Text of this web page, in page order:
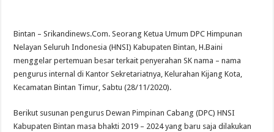
Resah Warga Kelurahan Cemara Lubuk Pakam , Tanggapan Lurah Cemara,
Gubernur Sumut Bobby Nasution Sidak Program Berobat Gratis di RSUD dr. M
Narkoba Merajalela di Kelurahan Cemara Lubuk Pakam Deli Serdang , Warga
Bintan – Srikandinews.Com. Seorang Ketua Umum DPC Himpunan
Nelayan Seluruh Indonesia (HNSI) Kabupaten Bintan, H.Baini
menggelar pertemuan besar terkait penyerahan SK nama – nama
pengurus internal di Kantor Sekretariatnya, Kelurahan Kijang Kota,
Kecamatan Bintan Timur, Sabtu (28/11/2020).
Berikut susunan pengurus Dewan Pimpinan Cabang (DPC) HNSI
Kabupaten Bintan masa bhakti 2019 – 2024 yang baru saja dilakukan